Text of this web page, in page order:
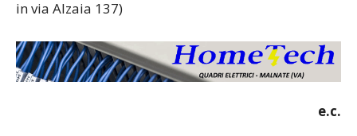
in via Alzaia 137)
e.c.